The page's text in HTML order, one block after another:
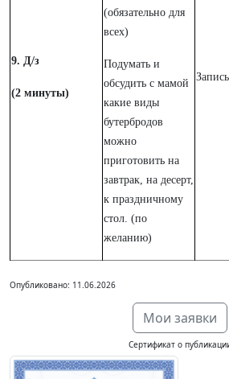
9. Д/з
(2 минуты)
(обязательно для
всех)
Подумать и
обсудить с мамой
какие виды
бутербродов
можно
приготовить на
завтрак, на десерт,
к праздничному
стол. (по
желанию)
Опубликовано: 11.06.2026
Мои заявки
Сертификат о